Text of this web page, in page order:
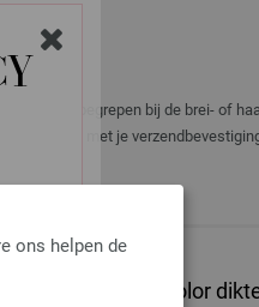
ons helpen de
zijn niet inbegrepen bij de brei- of
per e-mail met je
Hout Multicolor